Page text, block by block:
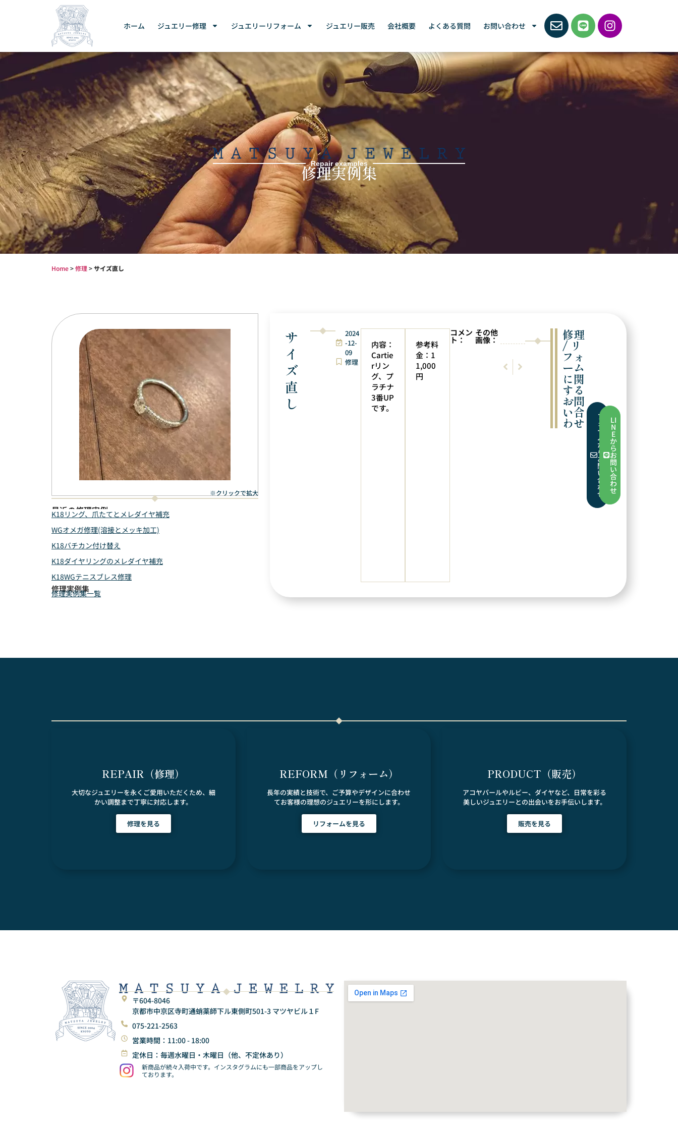
ホーム ジュエリー修理 ジュエリーリフォーム ジュエリー販売 会社概要 よくある質問 お問い合わせ
Repair examples
修理実例集
Home>修理>サイズ直し
※クリックで拡大
最近の修理実例
K18リング、爪たてとメレダイヤ補充
WGオメガ修理(溶接とメッキ加工)
K18バチカン付け替え
K18ダイヤリングのメレダイヤ補充
K18WGテニスブレス修理
修理実例集
修理実例集一覧
サ
イ
ズ
直
し
2024
-12-
09
修理
内容：
Cartie
rリン
グ、プ
ラチナ
3番UP
です。
参考料
金：1
1,000
円
コメン
ト：
その他
画像：
前の実例
サイズ直し
次の実例
サイズ直し
修理
/ リ
フォ
ーム
に関
する
お問
い合
わせ フ
ォ
ー
ム
か
ら
お
問
い
合
わ
せ
LI
N
E
か
ら
お
問
い
合
わ
せ
REPAIR（修理）
大切なジュエリーを永くご愛用いただくため、細
かい調整まで丁寧に対応します。
修理を見る
REFORM（リフォーム）
長年の実績と技術で、ご予算やデザインに合わせ
てお客様の理想のジュエリーを形にします。
リフォームを見る
PRODUCT（販売）
アコヤパールやルビー、ダイヤなど、日常を彩る
美しいジュエリーとの出会いをお手伝いします。
販売を見る
〒604-8046
京都市中京区寺町通蛸薬師下ル東側町501-3 マツヤビル１F
075-221-2563
営業時間：11:00 - 18:00
定休日：毎週水曜日・木曜日（他、不定休あり）
新商品が続々入荷中です。インスタグラムにも一部商品をアップし
ております。